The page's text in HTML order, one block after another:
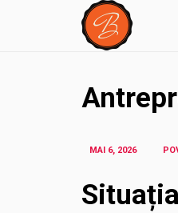
MAI 6, 2026
Situația